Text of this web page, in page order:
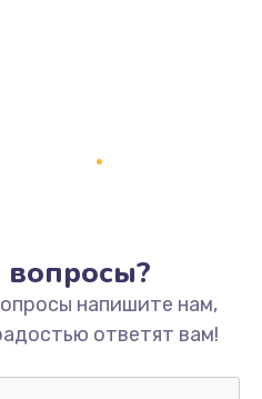
вопросы?
напишите нам,
ответят вам!